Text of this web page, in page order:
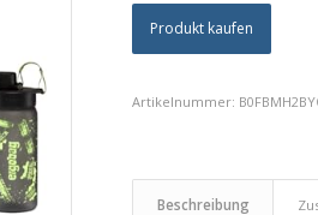
Produkt kaufen
Artikelnummer:
Beschreibung